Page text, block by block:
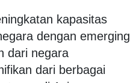
kapasitas
dengan emerging
dari negara
dari berbagai